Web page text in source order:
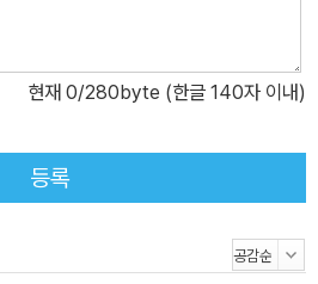
현재 0/280byte (한글 140자 이내)
등록